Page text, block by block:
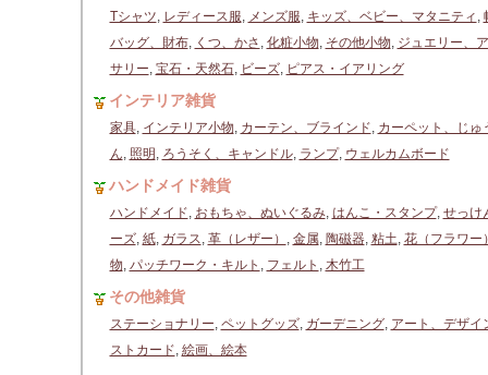
Tシャツ, レディース服, メンズ服, キッズ、ベビー、マタニティ ,
バッグ、財布, くつ、かさ , 化粧小物, その他小物, ジュエリー、
サリー, 宝石・天然石, ビーズ, ピアス・イアリング
インテリア雑貨
家具, インテリア小物, カーテン、ブラインド, カーペット、じゅ
ん, 照明 , ろうそく、キャンドル, ランプ, ウェルカムボード
ハンドメイド雑貨
ハンドメイド, おもちゃ、ぬいぐるみ, はんこ・スタンプ, せっけ
ーズ, 紙, ガラス, 革（レザー） , 金属, 陶磁器, 粘土, 花（フラワー
物, パッチワーク・キルト , フェルト , 木竹工
その他雑貨
ステーショナリー, ペットグッズ, ガーデニング, アート、デザイ
ストカード, 絵画、絵本